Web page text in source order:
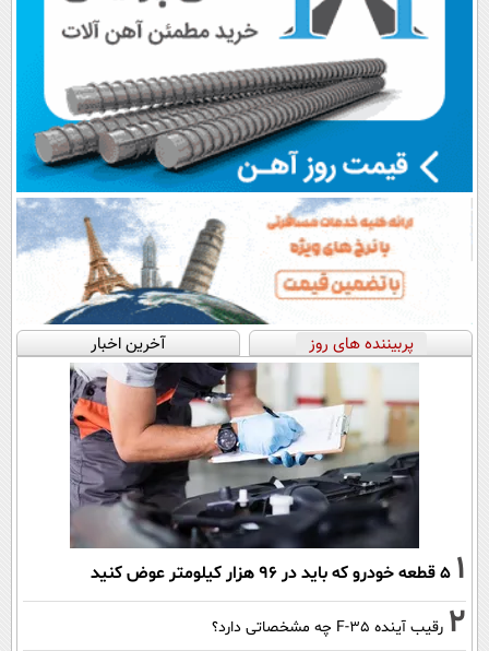
پربیننده های روز آخرین اخبار
1 ۵ قطعه خودرو که باید در ۹۶ هزار کیلومتر عوض کنید
2 رقیب آینده F-35 چه مشخصاتی دارد؟